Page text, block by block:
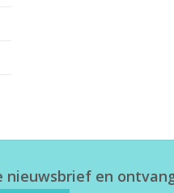
nieuwsbrief en